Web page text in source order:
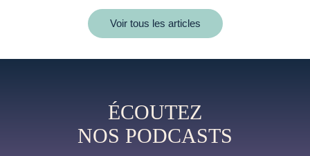
Voir tous les articles
ÉCOUTEZ
NOS PODCASTS